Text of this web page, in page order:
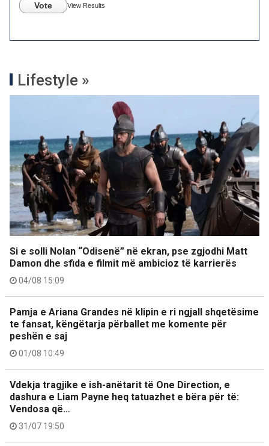
Vote View Results
Lifestyle »
Si e solli Nolan “Odisenë” në ekran, pse zgjodhi Matt
Damon dhe sfida e filmit më ambicioz të karrierës
04/08 15:09
Pamja e Ariana Grandes në klipin e ri ngjall shqetësime
te fansat, këngëtarja përballet me komente për
peshën e saj
01/08 10:49
Vdekja tragjike e ish-anëtarit të One Direction, e
dashura e Liam Payne heq tatuazhet e bëra për të:
Vendosa që…
31/07 19:50